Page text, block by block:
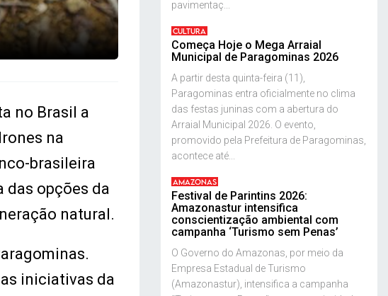
no Brasil a
na
brasileira
das opções da
natural.
iniciativas da
pavimentaç...
CULTURA
Começa Hoje o Mega Arraial
Municipal de Paragominas 2026
A partir desta quinta-feira (11),
Paragominas entra oficialmente no clima
das festas juninas com a abertura do
Arraial Municipal 2026. O evento,
promovido pela Prefeitura de Paragominas,
acontece até...
AMAZONAS
Festival de Parintins 2026:
Amazonastur intensifica
conscientização ambiental com
campanha ‘Turismo sem Penas’
O Governo do Amazonas, por meio da
Empresa Estadual de Turismo
(Amazonastur), intensifica a campanha